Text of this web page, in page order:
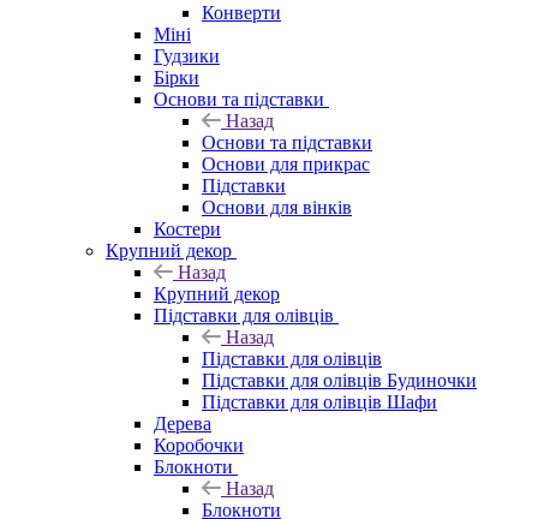
Конверти
Міні
Гудзики
Бірки
Основи та підставки
Назад
Основи та підставки
Основи для прикрас
Підставки
Основи для вінків
Костери
Крупний декор
Назад
Крупний декор
Підставки для олівців
Назад
Підставки для олівців
Підставки для олівців Будиночки
Підставки для олівців Шафи
Дерева
Коробочки
Блокноти
Назад
Блокноти